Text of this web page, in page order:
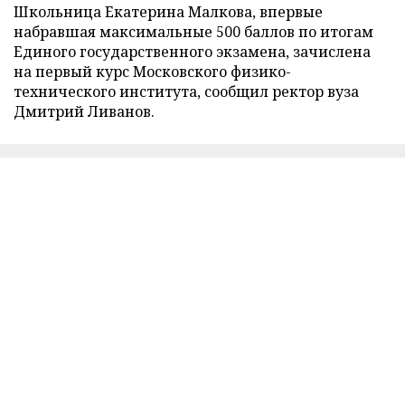
Школьница Екатерина Малкова, впервые
набравшая максимальные 500 баллов по итогам
Единого государственного экзамена, зачислена
на первый курс Московского физико-
технического института, сообщил ректор вуза
Дмитрий Ливанов.